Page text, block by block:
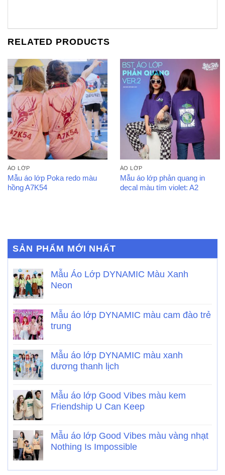
RELATED PRODUCTS
ÁO LỚP
Mẫu áo lớp Poka redo màu
hồng A7K54
ÁO LỚP
Mẫu áo lớp phản quang in
decal màu tím violet: A2
SẢN PHẨM MỚI NHẤT
Mẫu Áo Lớp DYNAMIC Màu Xanh
Neon
Mẫu áo lớp DYNAMIC màu cam đào trẻ
trung
Mẫu áo lớp DYNAMIC màu xanh
dương thanh lịch
Mẫu áo lớp Good Vibes màu kem
Friendship U Can Keep
Mẫu áo lớp Good Vibes màu vàng nhạt
Nothing Is Impossible